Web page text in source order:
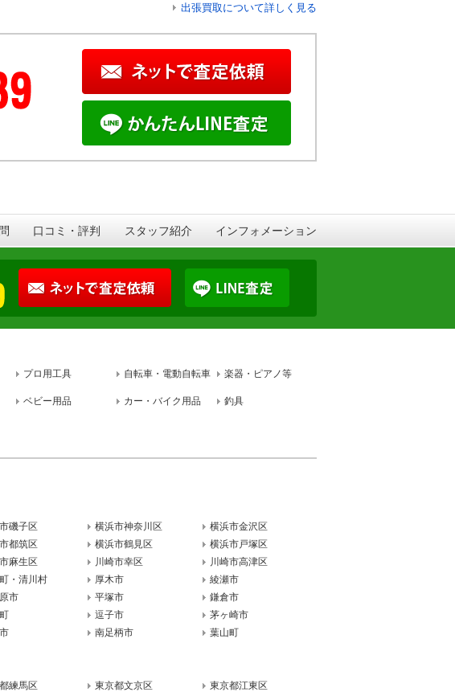
出張買取について詳しく見る
口コミ・評判 スタッフ紹介 インフォメーション
プロ用工具 自転車・電動自転車 楽器・ピアノ等
ベビー用品 カー・バイク用品 釣具
磯子区 横浜市神奈川区
横浜市金沢区
都筑区 横浜市鶴見区
横浜市戸塚区
麻生区 川崎市幸区
川崎市高津区
・清川村 厚木市
綾瀬市
市 平塚市
鎌倉市
逗子市
茅ヶ崎市
南足柄市 葉山町
練馬区 東京都文京区 東京都江東区